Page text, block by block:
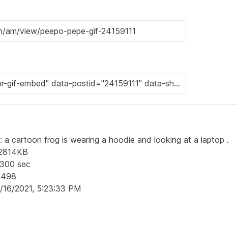
cartoon frog is wearing a hoodie and looking at a laptop .
sec
2021, 5:23:33 PM